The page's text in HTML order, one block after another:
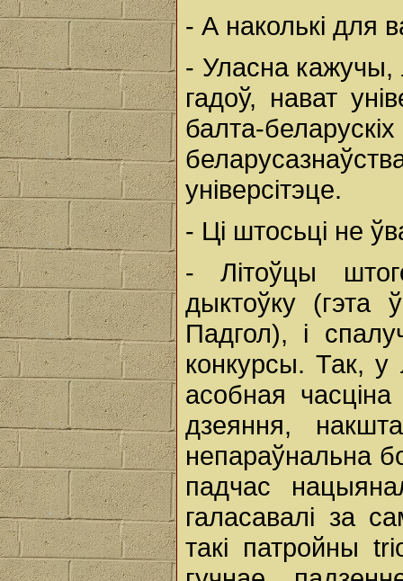
- А наколькі для
- Уласна кажучы,
гадоў, нават
балта-
універсітэце.
- Ці штосьці не
- Літоўцы
дыктоўку (гэта
Падгол), і
конкурсы. Так, у
асобная
дзеяння,
непараўнальна
падчас
галасавалі за
такі патройны